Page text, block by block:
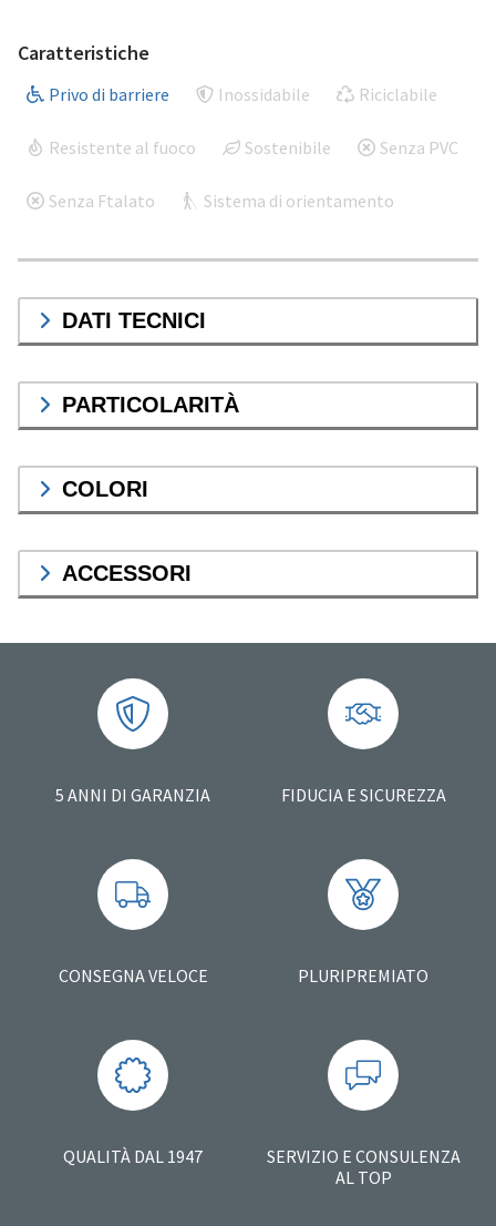
Caratteristiche
Privo di barriere Inossidabile Riciclabile
Resistente al fuoco Sostenibile Senza PVC
Senza Ftalato Sistema di orientamento
DATI TECNICI
PARTICOLARITÀ
COLORI
ACCESSORI
5 ANNI DI GARANZIA FIDUCIA E SICUREZZA
CONSEGNA VELOCE PLURIPREMIATO
QUALITÀ DAL 1947
SERVIZIO E CONSULENZA
AL TOP